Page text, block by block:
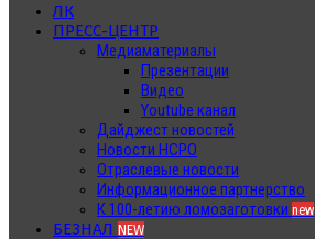
ЛК
ПРЕСС-ЦЕНТР
Медиаматериалы
Презентации
Видео
Youtube канал
Дайджест новостей
Новости НСРО
Отраслевые новости
Информационное партнерство
К 100-летию ломозаготовки new
БЕЗНАЛ NEW